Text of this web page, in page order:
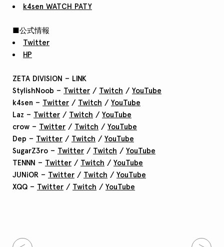
k4sen WATCH PATY
■公式情報
Twitter
HP
ZETA DIVISION – LINK
StylishNoob – Twitter / Twitch / YouTube
k4sen – Twitter / Twitch / YouTube
Laz – Twitter / Twitch / YouTube
crow – Twitter / Twitch / YouTube
Dep – Twitter / Twitch / YouTube
SugarZ3ro – Twitter / Twitch / YouTube
TENNN – Twitter / Twitch / YouTube
JUNiOR – Twitter / Twitch / YouTube
XQQ – Twitter / Twitch / YouTube